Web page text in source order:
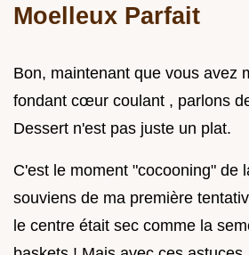
Moelleux Parfait
Bon, maintenant que vous avez
fondant cœur coulant , parlons
Dessert n'est pas juste un plat.
C'est le moment "cocooning" de
souviens de ma première
le centre était sec comme la